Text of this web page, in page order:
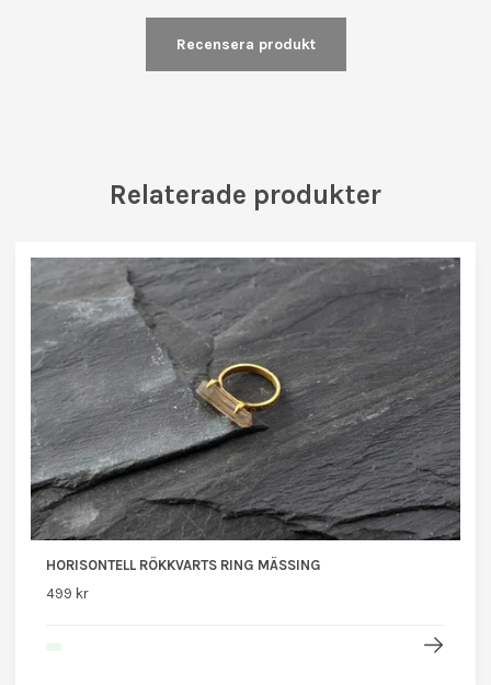
Recensera produkt
Relaterade produkter
HORISONTELL RÖKKVARTS RING MÄSSING
499 kr